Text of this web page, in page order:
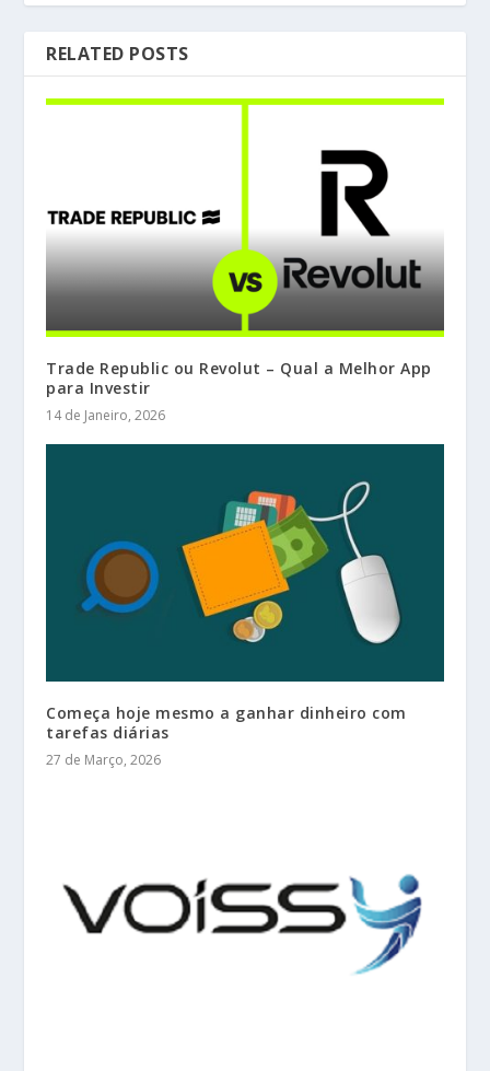
RELATED POSTS
Trade Republic ou Revolut – Qual a Melhor App
para Investir
14 de Janeiro, 2026
Começa hoje mesmo a ganhar dinheiro com
tarefas diárias
27 de Março, 2026